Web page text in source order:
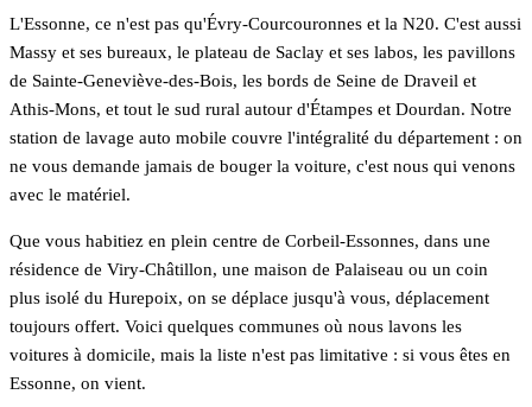
L'Essonne, ce n'est pas qu'Évry-Courcouronnes et la N20. C'est aussi
Massy et ses bureaux, le plateau de Saclay et ses labos, les pavillons
de Sainte-Geneviève-des-Bois, les bords de Seine de Draveil et
Athis-Mons, et tout le sud rural autour d'Étampes et Dourdan. Notre
station de lavage auto mobile couvre l'intégralité du département : on
ne vous demande jamais de bouger la voiture, c'est nous qui venons
avec le matériel.
Que vous habitiez en plein centre de Corbeil-Essonnes, dans une
résidence de Viry-Châtillon, une maison de Palaiseau ou un coin
plus isolé du Hurepoix, on se déplace jusqu'à vous, déplacement
toujours offert. Voici quelques communes où nous lavons les
voitures à domicile, mais la liste n'est pas limitative : si vous êtes en
Essonne, on vient.